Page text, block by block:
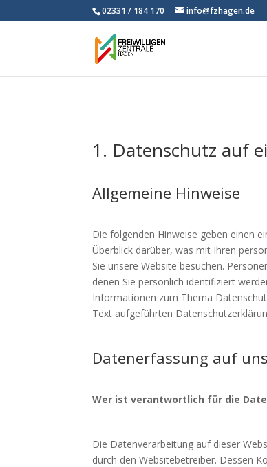
02331 / 184 170 info@fzhagen.de
1. Datenschutz auf
Allgemeine Hinweise
Die folgenden Hinweise geben einen
Überblick darüber, was mit Ihren
Sie unsere Website besuchen.
denen Sie persönlich identifiziert
Informationen zum Thema
Text aufgeführten
Datenerfassung auf
Wer ist verantwortlich für die
Die Datenverarbeitung auf dieser
durch den Websitebetreiber. Dessen